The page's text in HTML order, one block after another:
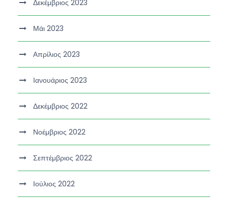
Δεκέμβριος 2023
Μάι 2023
Απρίλιος 2023
Ιανουάριος 2023
Δεκέμβριος 2022
Νοέμβριος 2022
Σεπτέμβριος 2022
Ιούλιος 2022